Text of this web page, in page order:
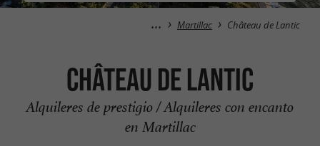
Martillac Château de Lantic
Château de Lantic
Alquileres de prestigio / Alquileres con encanto
en Martillac